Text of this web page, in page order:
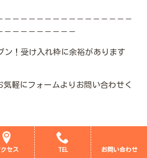
－－－－－－－－－－－－－－－－
－－－－－－－－－
ン！受け入れ枠に余裕があります
軽にフォームよりお問い合わせく
ライズ つかごし (earth-children-
セス TEL お問い合わせ